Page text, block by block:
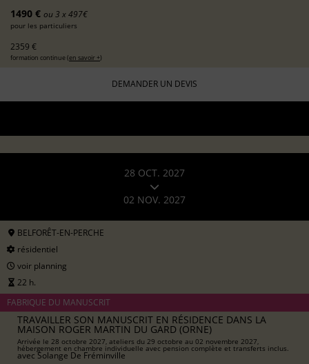
1490 € ou 3 x 497€
pour les particuliers
2359 €
formation continue (en savoir +)
DEMANDER UN DEVIS
28 OCT. 2027
02 NOV. 2027
BELFORÊT-EN-PERCHE
résidentiel
voir planning
22 h.
FABRIQUE DU MANUSCRIT
TRAVAILLER SON MANUSCRIT EN RÉSIDENCE DANS LA
MAISON ROGER MARTIN DU GARD (ORNE)
Arrivée le 28 octobre 2027, ateliers du 29 octobre au 02 novembre 2027,
hébergement en chambre individuelle avec pension complète et transferts inclus.
avecSolange De Fréminville